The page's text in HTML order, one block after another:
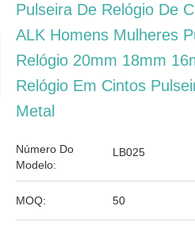
Pulseira De Relógio De
ALK Homens Mulheres
Relógio 20mm 18mm
Relógio Em Cintos
Metal
Número Do
Modelo:
LB025
MOQ: 50